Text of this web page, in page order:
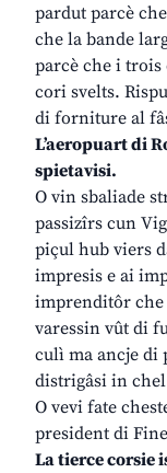
pardut parcè
che la bande
parcè che i trois
cori svelts.
di forniture al
L’aeropuart di
spietavisi.
O vin sbaliade
passizîrs cun
piçul hub viers
impresis e ai
imprenditôr che
varessin vût di
culì ma ancje di
distrigâsi in
O vevi fate
president di
La tierce corsie